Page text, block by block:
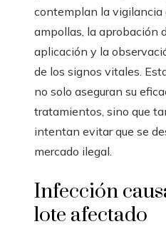
contemplan la vigilancia
ampollas, la aprobación
aplicación y la
de los signos vitales.
no solo aseguran su
tratamientos, sino que
intentan evitar que se
mercado ilegal.
Infección
lote afectado